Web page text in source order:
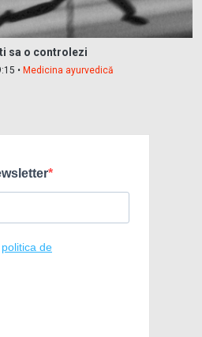
sa o controlezi
• Medicina ayurvedică